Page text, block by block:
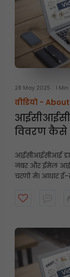
28 May 2025 1 Min
वीडियो -
विवरण कैसे
आईसीआईसीआई
नंबर और ईमेल
चरणों में। आधार